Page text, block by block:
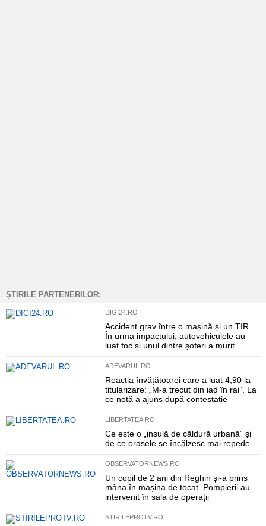
ȘTIRILE PARTENERILOR:
DIGI24.RO
Accident grav între o mașină și un TIR.
În urma impactului, autovehiculele au
luat foc și unul dintre șoferi a murit
ADEVARUL.RO
Reacția învățătoarei care a luat 4,90 la
titularizare: „M-a trecut din iad în rai”. La
ce notă a ajuns după contestație
LIBERTATEA.RO
Ce este o „insulă de căldură urbană” și
de ce orașele se încălzesc mai repede
OBSERVATORNEWS.RO
Un copil de 2 ani din Reghin și-a prins
mâna în mașina de tocat. Pompierii au
intervenit în sala de operații
STIRILEPROTV.RO